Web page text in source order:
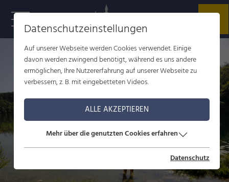
Datenschutzeinstellungen
Auf unserer Webseite werden Cookies verwendet. Einige
davon werden zwingend benötigt, während es uns andere
ermöglichen, Ihre Nutzererfahrung auf unserer Webseite zu
verbessern, z. B. mit eingebetteten Videos.
ALLE AKZEPTIEREN
Mehr über die genutzten Cookies erfahren
Datenschutz